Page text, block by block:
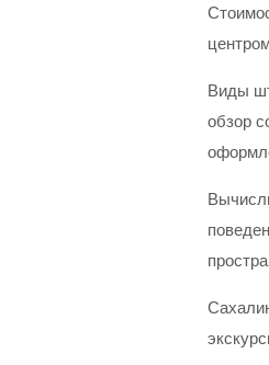
Виды
обзор